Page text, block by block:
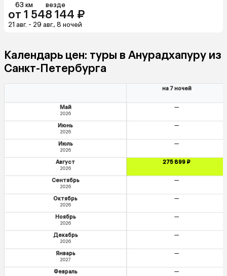
63 км везде
от 1 548 144 ₽
21 авг. - 29 авг., 8 ночей
Календарь цен: туры в Анурадхапуру из
Санкт-Петербурга
на 7 ночей
Май
2026
—
Июнь
2026
—
Июль
2026
—
Август
2026
275 899 ₽
Сентябрь
2026
—
Октябрь
2026
—
Ноябрь
2026
—
Декабрь
2026
—
Январь
2027
—
Февраль —